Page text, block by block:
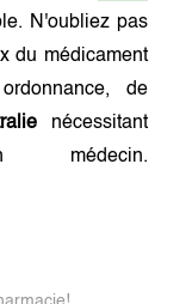
N'oubliez pas
du médicament
de
nécessitant
médecin.